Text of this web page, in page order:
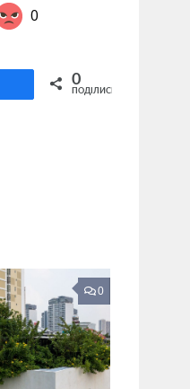
0
on Twitter 0
ПОДІЛИСЬ
0